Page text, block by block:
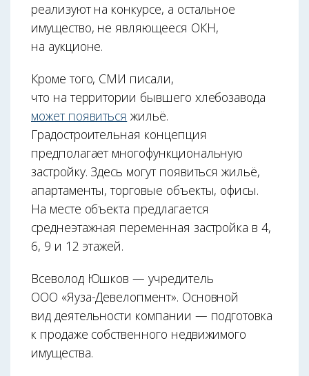
реализуют на конкурсе, а остальное
имущество, не являющееся ОКН,
на аукционе.
Кроме того, СМИ писали,
что на территории бывшего хлебозавода
может появиться жильё.
Градостроительная концепция
предполагает многофункциональную
застройку. Здесь могут появиться жильё,
апартаменты, торговые объекты, офисы.
На месте объекта предлагается
среднеэтажная переменная застройка в 4,
6, 9 и 12 этажей.
Всеволод Юшков — учредитель
ООО «Яуза-Девелопмент». Основной
вид деятельности компании — подготовка
к продаже собственного недвижимого
имущества.